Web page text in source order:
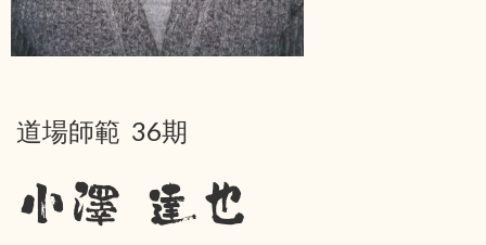
道場師範 36期
小澤 達也